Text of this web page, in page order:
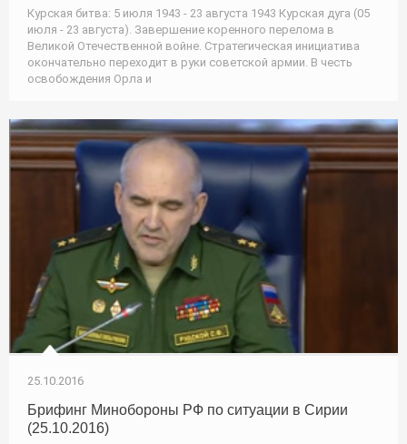
Курская битва: 5 июля 1943 - 23 августа 1943 Курская дуга (05
июля - 23 августа). Завершение коренного перелома в
Великой Отечественной войне. Стратегическая инициатива
окончательно переходит в руки советской армии. В честь
освобождения Орла и
25.10.2016
Брифинг Минобороны РФ по ситуации в Сирии
(25.10.2016)